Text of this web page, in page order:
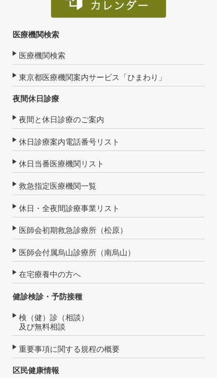
医療機関検索
医療機関検索
東京都医療機関案内サービス「ひまわり」
夜間休日診療
夜間と休日診療のご案内
休日診療案内電話番号リスト
休日当番医療機関リスト
救急指定医療機関一覧
休日・全夜間診療事業リスト
医師会初期救急診療所（松原）
医師会付属烏山診療所（南烏山）
在宅療養中の方へ
健診検診・予防接種
検（健）診（相談）
及び無料相談
重要事項に関する規程の概要
区民健康情報